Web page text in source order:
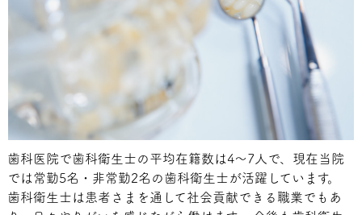
歯科医院で歯科衛生士の平均在籍数は4～7人で、現在当院
では常勤5名・非常勤2名の歯科衛生士が活躍しています。
歯科衛生士は患者さまを通して社会貢献できる職業でもあ